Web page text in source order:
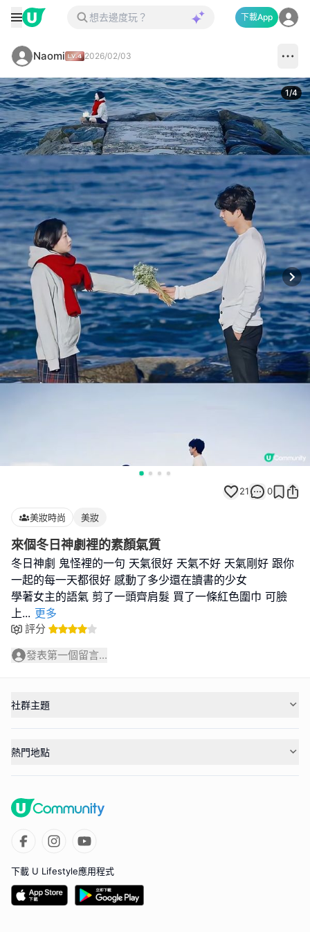
下載App
Naomi 2026/02/03
1/4
21 0
美妝時尚 美妝
來個冬日神劇裡的素顏氣質
冬日神劇 鬼怪裡的一句 天氣很好 天氣不好 天氣剛好 跟你
一起的每一天都很好 感動了多少還在讀書的少女
學著女主的語氣 剪了一頭齊肩髮 買了一條紅色圍巾 可臉
上... 更多
評分
發表第一個留言...
社群主題
熱門地點
下載 U Lifestyle應用程式